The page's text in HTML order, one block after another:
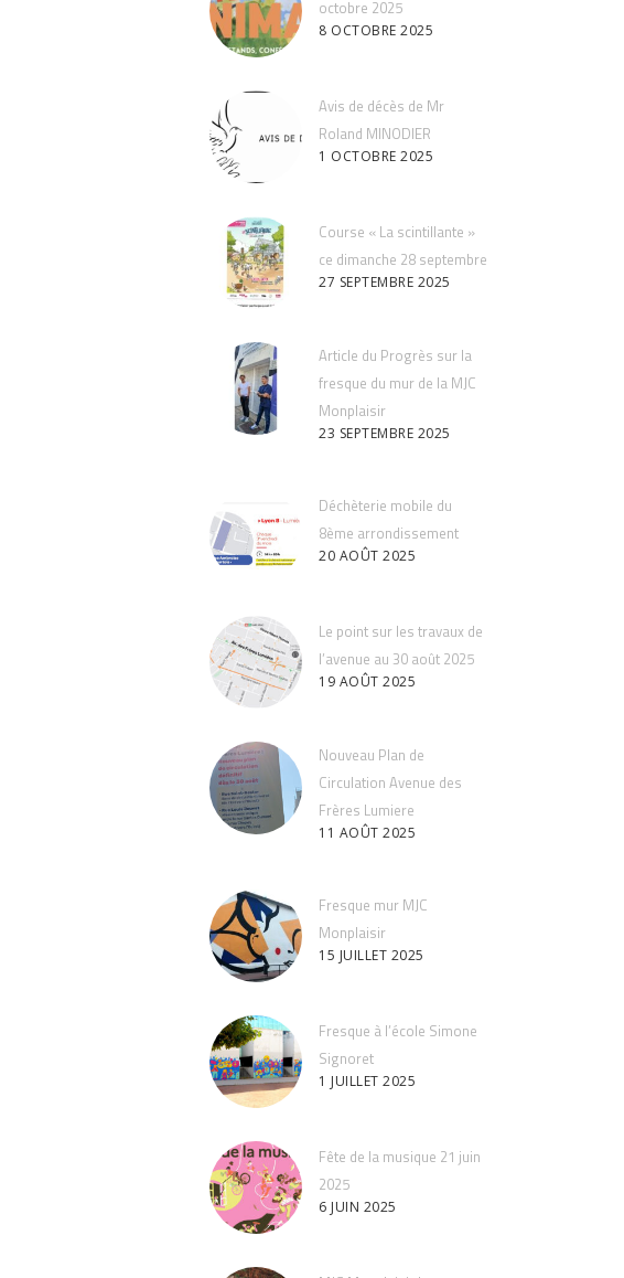
octobre 2025
8 OCTOBRE 2025
Avis de décès de Mr
Roland MINODIER
1 OCTOBRE 2025
Course « La scintillante »
ce dimanche 28 septembre
27 SEPTEMBRE 2025
Article du Progrès sur la
fresque du mur de la MJC
Monplaisir
23 SEPTEMBRE 2025
Déchèterie mobile du
8ème arrondissement
20 AOÛT 2025
Le point sur les travaux de
l’avenue au 30 août 2025
19 AOÛT 2025
Nouveau Plan de
Circulation Avenue des
Frères Lumiere
11 AOÛT 2025
Fresque mur MJC
Monplaisir
15 JUILLET 2025
Fresque à l’école Simone
Signoret
1 JUILLET 2025
Fête de la musique 21 juin
2025
6 JUIN 2025